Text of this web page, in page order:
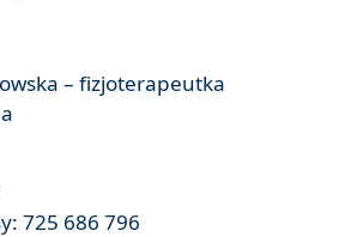
– fizjoterapeutka
725 686 796